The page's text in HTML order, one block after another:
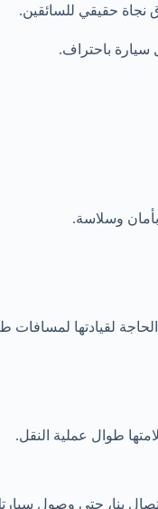
حقيقي للسائقين.
سيارة باحتراف.
وسلاسة.
لقيادتها لمسافات
طوال عملية النقل.
بنا، حتى وصول